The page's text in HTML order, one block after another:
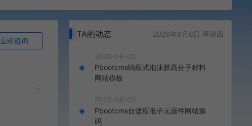
立即咨询
TA的动态 2026年8月6日 星期四
2026-06-05
Pbootcms响应式泡沫胶高分子材料
网站模板
2026-06-05
Pbootcms自适应电子元器件网站源
码